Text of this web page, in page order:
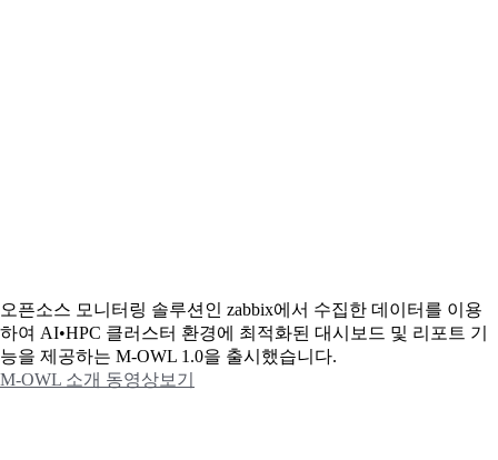
오픈소스 모니터링 솔루션인 zabbix에서 수집한 데이터를 이용
하여 AI•HPC 클러스터 환경에 최적화된 대시보드 및 리포트 기
능을 제공하는 M-OWL 1.0을 출시했습니다.
M-OWL 소개 동영상보기